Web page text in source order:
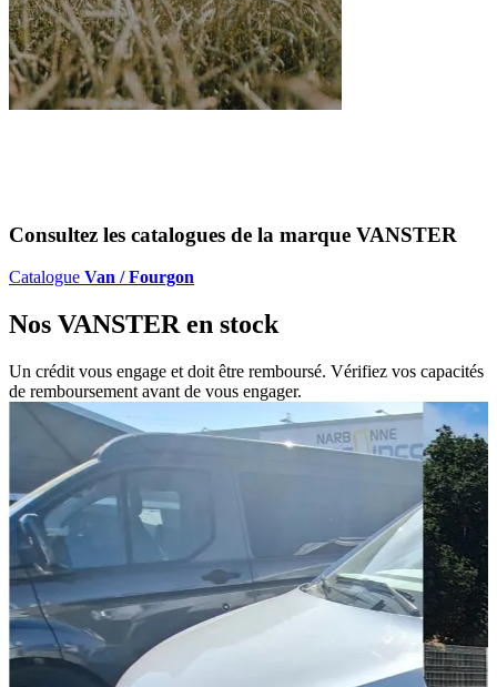
Consultez les catalogues de la marque VANSTER
Catalogue Van / Fourgon
Nos VANSTER en stock
Un crédit vous engage et doit être remboursé. Vérifiez vos capacités
de remboursement avant de vous engager.